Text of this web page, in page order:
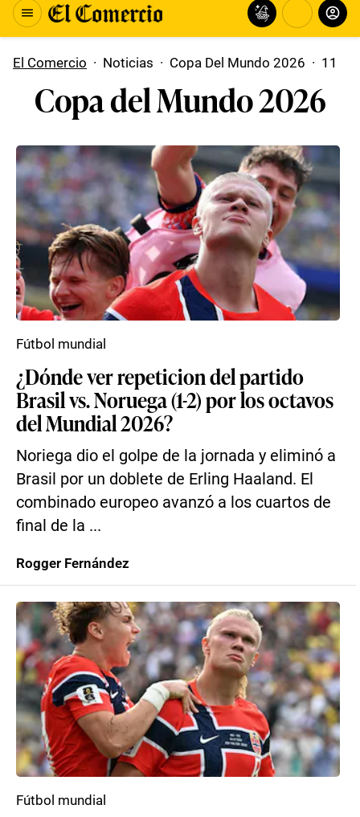
El Comercio · Noticias · Copa Del Mundo 2026 · 11
Copa del Mundo 2026
¿Dónde ver repeticion del partido
Brasil vs. Noruega (1-2) por los octavos
del Mundial 2026?
Noriega dio el golpe de la jornada y eliminó a
Brasil por un doblete de Erling Haaland. El
combinado europeo avanzó a los cuartos de
final de la ...
Fútbol mundial
Rogger Fernández
Fútbol mundial